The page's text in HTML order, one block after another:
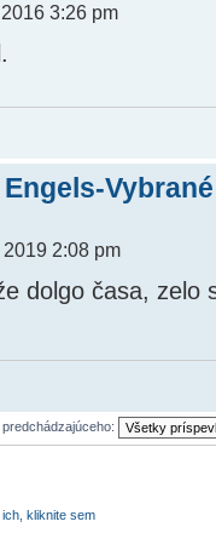
3:26 pm
2:08 pm
dolgo časa, zelo
kliknite sem